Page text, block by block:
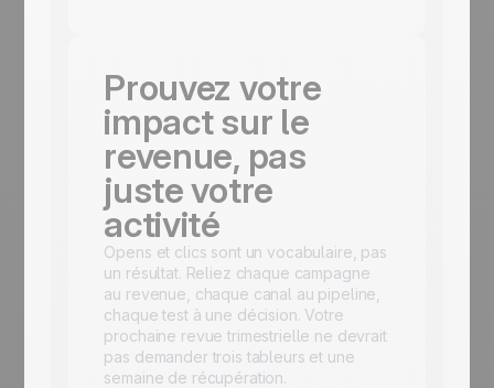
Prouvez votre
impact sur le
revenue, pas
juste votre
activité
Opens et clics sont un vocabulaire, pas
un résultat. Reliez chaque campagne
au revenue, chaque canal au pipeline,
chaque test à une décision. Votre
prochaine revue trimestrielle ne devrait
pas demander trois tableurs et une
semaine de récupération.